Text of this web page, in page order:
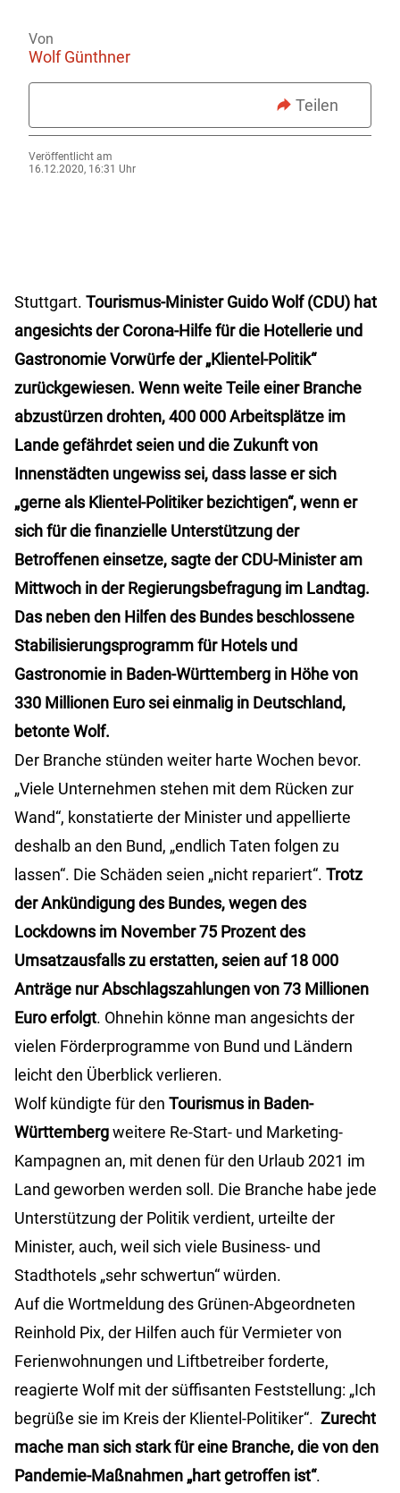
Von
Wolf Günthner
Teilen
Veröffentlicht am
16.12.2020, 16:31 Uhr
Stuttgart. Tourismus-Minister Guido Wolf (CDU) hat
angesichts der Corona-Hilfe für die Hotellerie und
Gastronomie Vorwürfe der „Klientel-Politik“
zurückgewiesen. Wenn weite Teile einer Branche
abzustürzen drohten, 400 000 Arbeitsplätze im
Lande gefährdet seien und die Zukunft von
Innenstädten ungewiss sei, dass lasse er sich
„gerne als Klientel-Politiker bezichtigen“, wenn er
sich für die finanzielle Unterstützung der
Betroffenen einsetze, sagte der CDU-Minister am
Mittwoch in der Regierungsbefragung im Landtag.
Das neben den Hilfen des Bundes beschlossene
Stabilisierungsprogramm für Hotels und
Gastronomie in Baden-Württemberg in Höhe von
330 Millionen Euro sei einmalig in Deutschland,
betonte Wolf.
Der Branche stünden weiter harte Wochen bevor.
„Viele Unternehmen stehen mit dem Rücken zur
Wand“, konstatierte der Minister und appellierte
deshalb an den Bund, „endlich Taten folgen zu
lassen“. Die Schäden seien „nicht repariert“. Trotz
der Ankündigung des Bundes, wegen des
Lockdowns im November 75 Prozent des
Umsatzausfalls zu erstatten, seien auf 18 000
Anträge nur Abschlagszahlungen von 73 Millionen
Euro erfolgt. Ohnehin könne man angesichts der
vielen Förderprogramme von Bund und Ländern
leicht den Überblick verlieren.
Wolf kündigte für den Tourismus in Baden-
Württembergweitere Re-Start- und Marketing-
Kampagnen an, mit denen für den Urlaub 2021 im
Land geworben werden soll. Die Branche habe jede
Unterstützung der Politik verdient, urteilte der
Minister, auch, weil sich viele Business- und
Stadthotels „sehr schwertun“ würden.
Auf die Wortmeldung des Grünen-Abgeordneten
Reinhold Pix, der Hilfen auch für Vermieter von
Ferienwohnungen und Liftbetreiber forderte,
reagierte Wolf mit der süffisanten Feststellung: „Ich
begrüße sie im Kreis der Klientel-Politiker“. Zurecht
mache man sich stark für eine Branche, die von den
Pandemie-Maßnahmen „hart getroffen ist“.